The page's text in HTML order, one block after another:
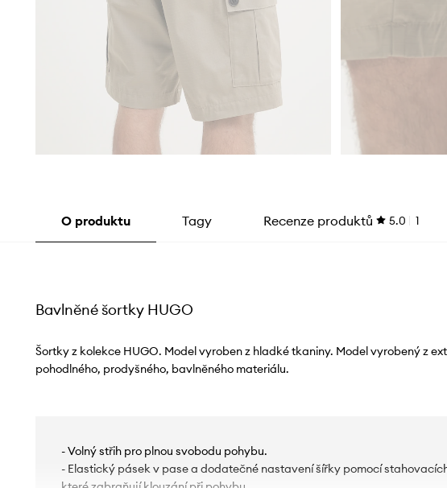
O produktu Tagy Recenze produktů 5.0 1
Bavlněné šortky HUGO
Šortky z kolekce HUGO. Model vyroben z hladké tkaniny. Model vyrobený z
pohodlného, ​​prodyšného, ​​bavlněného materiálu.
- Volný střih pro plnou svobodu pohybu.
- Elastický pásek v pase a dodatečné nastavení šířky pomocí